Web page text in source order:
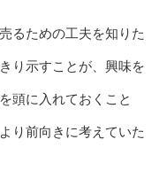
るための工夫を知りた
り示すことが、興味を
頭に入れておくこと
り前向きに考えていた